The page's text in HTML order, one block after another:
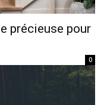
précieuse pour
0